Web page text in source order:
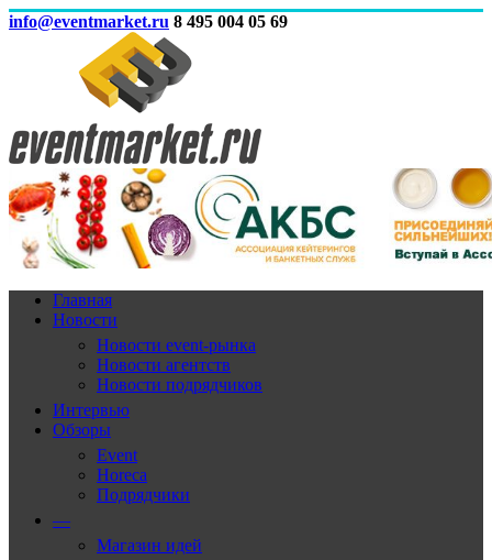
info@eventmarket.ru 8 495 004 05 69
Главная
Новости
Новости event-рынка
Новости агентств
Новости подрядчиков
Интервью
Обзоры
Event
Horeca
Подрядчики
—
Магазин идей